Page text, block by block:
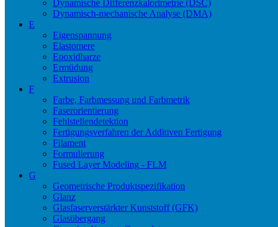
Dynamische Differenzkalorimetrie (DSC)
Dynamisch-mechanische Analyse (DMA)
E
Eigenspannung
Elastomere
Epoxidharze
Ermüdung
Extrusion
F
Farbe, Farbmessung und Farbmetrik
Faserorientierung
Fehlstellendetektion
Fertigungsverfahren der Additiven Fertigung
Filament
Formulierung
Fused Layer Modeling - FLM
G
Geometrische Produktspezifikation
Glanz
Glasfaserverstärkter Kunststoff (GFK)
Glasübergang